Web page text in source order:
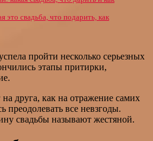
это свадьба, что подарить, как
пройти несколько серьезных
этапы притирки,
друга, как на отражение самих
преодолевать все невзгоды.
свадьбы называют жестяной.